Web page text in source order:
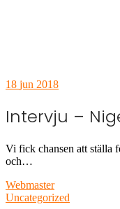
18 jun 2018
Intervju –
Vi fick chansen att ställa
och…
Webmaster
Uncategorized